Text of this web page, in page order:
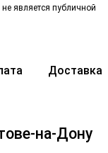
является публичной
Доставка
на-Дону